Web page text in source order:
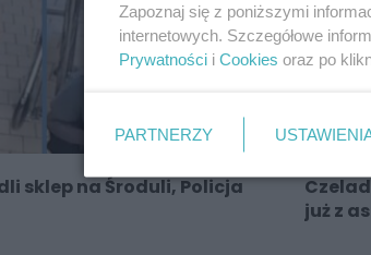
sklep na Środuli, Policja
już z
Zapoznaj się z poniższymi
internetowych. Szczegółowe
Prywatności i Cookies oraz po
PARTNERZY